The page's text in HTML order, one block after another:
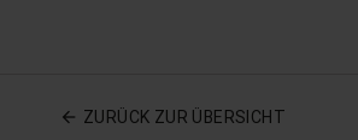
ZURÜCK ZUR ÜBERSICHT